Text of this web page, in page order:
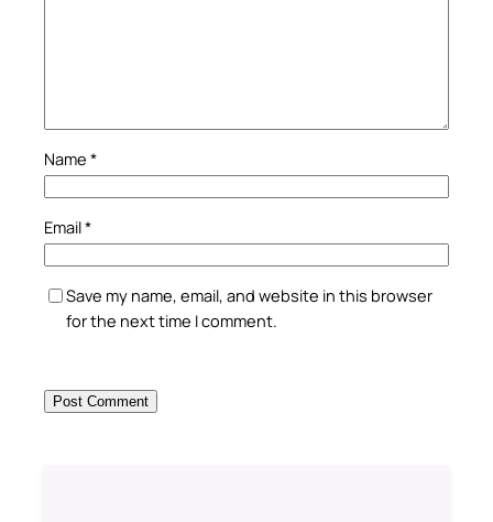
Name *
Email*
Save my name, email, and website in this browser
for the next time I comment.